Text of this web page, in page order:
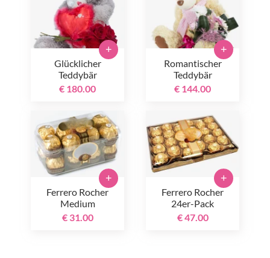
Glücklicher
Teddybär
€ 180.00
+
Romantischer
Teddybär
€ 144.00
+
Ferrero Rocher
Medium
€ 31.00
+
Ferrero Rocher
24er-Pack
€ 47.00
+